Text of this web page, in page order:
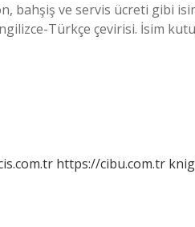
bahşiş ve servis ücreti gibi
Türkçe çevirisi. İsim
https://cibu.com.tr